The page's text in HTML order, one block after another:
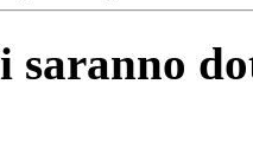
saranno